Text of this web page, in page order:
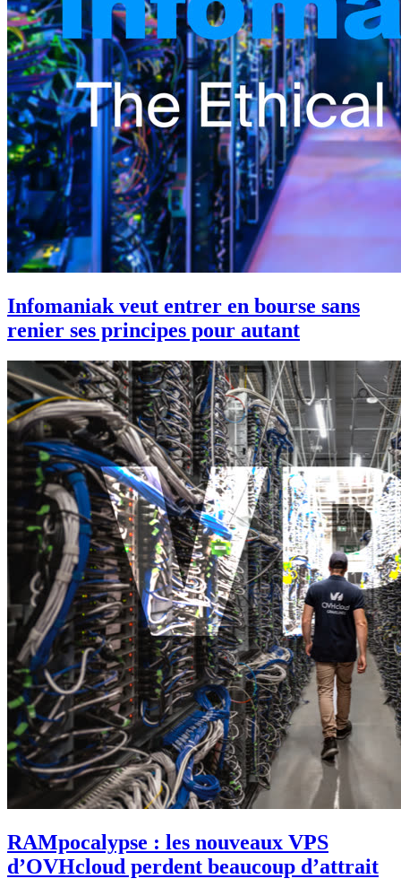
Infomaniak veut entrer en bourse sans
renier ses principes pour autant
RAMpocalypse : les nouveaux VPS
d’OVHcloud perdent beaucoup d’attrait